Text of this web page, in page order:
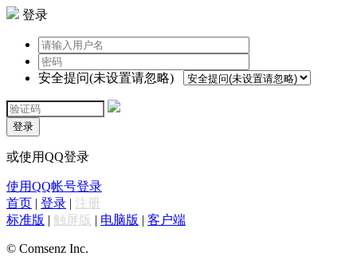
登录
安全提问(未设置请忽略)
登录
或使用QQ登录
使用QQ帐号登录
首页 | 登录 | 注册
标准版 | 触屏版 | 电脑版 | 客户端
© Comsenz Inc.